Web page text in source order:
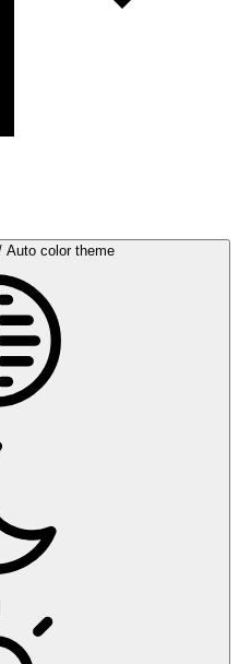
Auto color theme